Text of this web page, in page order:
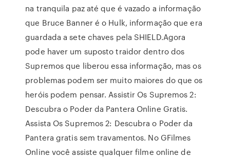
na tranquila paz até que é vazado a informação
que Bruce Banner é o Hulk, informação que era
guardada a sete chaves pela SHIELD.Agora
pode haver um suposto traidor dentro dos
Supremos que liberou essa informação, mas os
problemas podem ser muito maiores do que os
heróis podem pensar. Assistir Os Supremos 2:
Descubra o Poder da Pantera Online Gratis.
Assista Os Supremos 2: Descubra o Poder da
Pantera gratis sem travamentos. No GFilmes
Online você assiste qualquer filme online de